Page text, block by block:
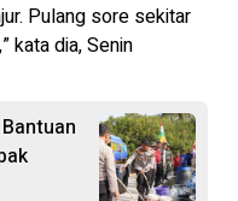
Pulang sore sekitar
kata dia, Senin